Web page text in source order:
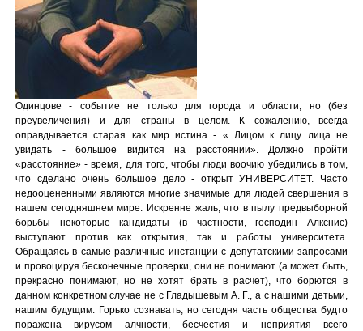
Одинцове - событие не только для города и области, но (без
преувеличения) и для страны в целом. К сожалению, всегда
оправдывается старая как мир истина - « Лицом к лицу лица не
увидать - большое видится на расстоянии». Должно пройти
«расстояние» - время, для того, чтобы люди воочию убедились в том,
что сделано очень большое дело - открыт УНИВЕРСИТЕТ. Часто
недооцененными являются многие значимые для людей свершения в
нашем сегодняшнем мире. Искренне жаль, что в пылу предвыборной
борьбы некоторые кандидаты (в частности, господин Алкснис)
выступают против как открытия, так и работы университета.
Обращаясь в самые различные инстанции с депутатскими запросами
и провоцируя бесконечные проверки, они не понимают (а может быть,
прекрасно понимают, но не хотят брать в расчет), что борются в
данном конкретном случае не с Гладышевым А. Г., а с нашими детьми,
нашим будущим. Горько сознавать, но сегодня часть общества будто
поражена вирусом алчности, бесчестия и неприятия всего